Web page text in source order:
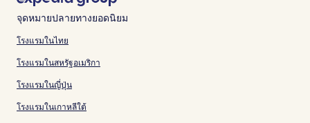
จุดหมายปลายทางยอดนิยม
โรงแรมในไทย
โรงแรมในสหรัฐอเมริกา
โรงแรมในญี่ปุ่น
โรงแรมในเกาหลีใต้